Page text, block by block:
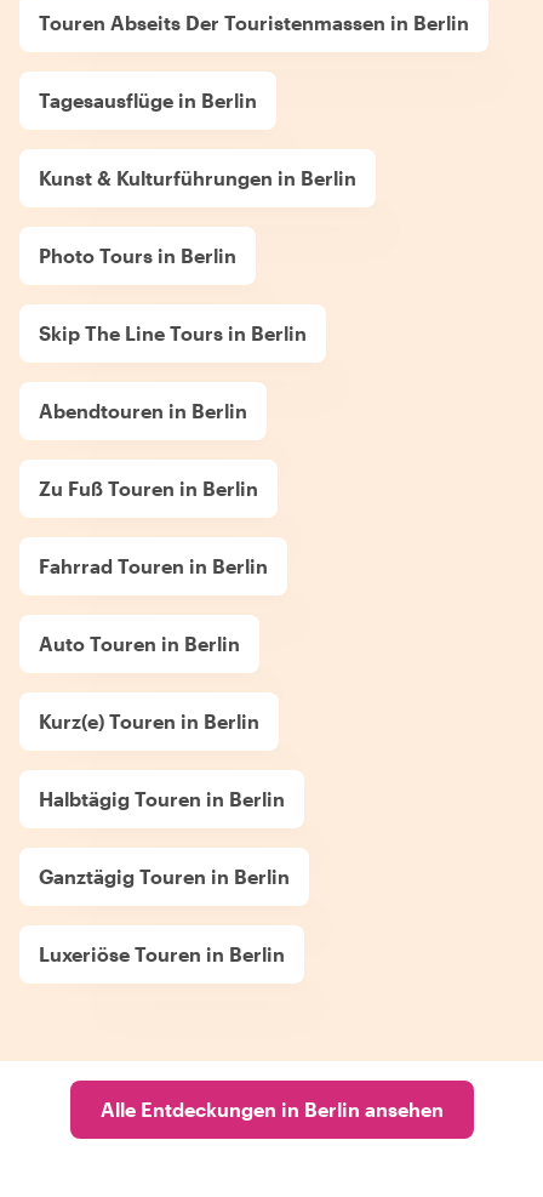
Touren Abseits Der Touristenmassen in Berlin
Tagesausflüge in Berlin
Kunst & Kulturführungen in Berlin
Photo Tours in Berlin
Skip The Line Tours in Berlin
Abendtouren in Berlin
Zu Fuß Touren in Berlin
Fahrrad Touren in Berlin
Auto Touren in Berlin
Kurz(e) Touren in Berlin
Halbtägig Touren in Berlin
Ganztägig Touren in Berlin
Luxeriöse Touren in Berlin
Alle Entdeckungen in Berlin ansehen